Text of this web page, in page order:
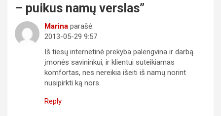
– puikus namų verslas”
Marina parašė:
2013-05-29 9:57
Iš tiesų internetinė prekyba palengvina ir darbą
įmonės savininkui, ir klientui suteikiamas
komfortas, nes nereikia išeiti iš namų norint
nusipirkti ką nors.
Reply